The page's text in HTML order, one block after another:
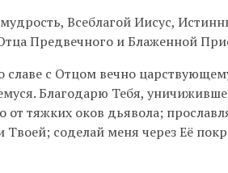
Всеблагой Иисус,
Предвечного и Блаженной
славе с Отцом вечно
Благодарю Тебя,
от тяжких оков дьявола;
соделай меня через Её